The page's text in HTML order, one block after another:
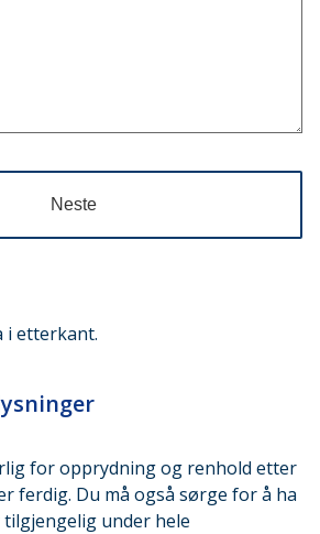
Neste
i etterkant.
for opprydning og renhold etter
ferdig. Du må også sørge for å ha
under hele